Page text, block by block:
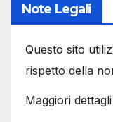
Note Legali
Questo sito
rispetto della
Maggiori